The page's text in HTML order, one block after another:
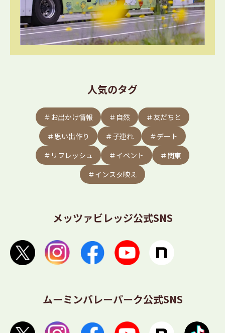
人気のタグ
＃お出かけ情報 ＃自然
＃友だちと
＃思い出作り
＃子連れ
＃デート
＃リフレッシュ
＃イベント
＃関東
＃インスタ映え
メッツァビレッジ公式SNS
ムーミンバレーパーク公式SNS